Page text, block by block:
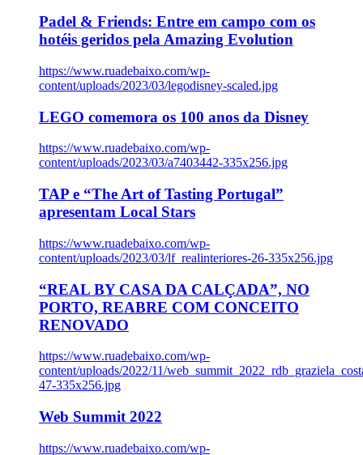
Padel & Friends: Entre em campo com os
hotéis geridos pela Amazing Evolution
https://www.ruadebaixo.com/wp-
content/uploads/2023/03/legodisney-scaled.jpg
LEGO comemora os 100 anos da Disney
https://www.ruadebaixo.com/wp-
content/uploads/2023/03/a7403442-335x256.jpg
TAP e “The Art of Tasting Portugal”
apresentam Local Stars
https://www.ruadebaixo.com/wp-
content/uploads/2023/03/lf_realinteriores-26-335x256.jpg
“REAL BY CASA DA CALÇADA”, NO
PORTO, REABRE COM CONCEITO
RENOVADO
https://www.ruadebaixo.com/wp-
content/uploads/2022/11/
47-335x256.jpg
Web Summit 2022
https://www.ruadebaixo.com/wp-